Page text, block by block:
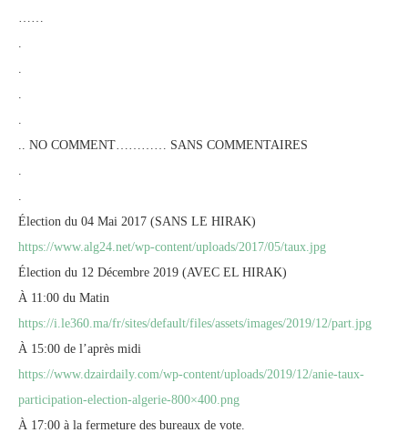
……
.
.
.
.
.. NO COMMENT………… SANS COMMENTAIRES
.
.
Élection du 04 Mai 2017 (SANS LE HIRAK)
https://www.alg24.net/wp-content/uploads/2017/05/taux.jpg
Élection du 12 Décembre 2019 (AVEC EL HIRAK)
À 11:00 du Matin
https://i.le360.ma/fr/sites/default/files/assets/images/2019/12/part.jpg
À 15:00 de l’après midi
https://www.dzairdaily.com/wp-content/uploads/2019/12/anie-taux-
participation-election-algerie-800×400.png
À 17:00 à la fermeture des bureaux de vote.